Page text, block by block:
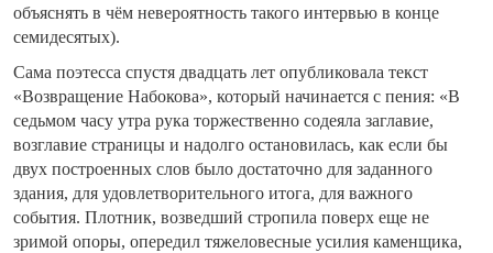
объяснять в чём невероятность такого интервью в конце
семидесятых).
Сама поэтесса спустя двадцать лет опубликовала текст
«Возвращение Набокова», который начинается с пения: «В
седьмом часу утра рука торжественно содеяла заглавие,
возглавие страницы и надолго остановилась, как если бы
двух построенных слов было достаточно для заданного
здания, для удовлетворительного итога, для важного
события. Плотник, возведший стропила поверх еще не
зримой опоры, опередил тяжеловесные усилия каменщика,